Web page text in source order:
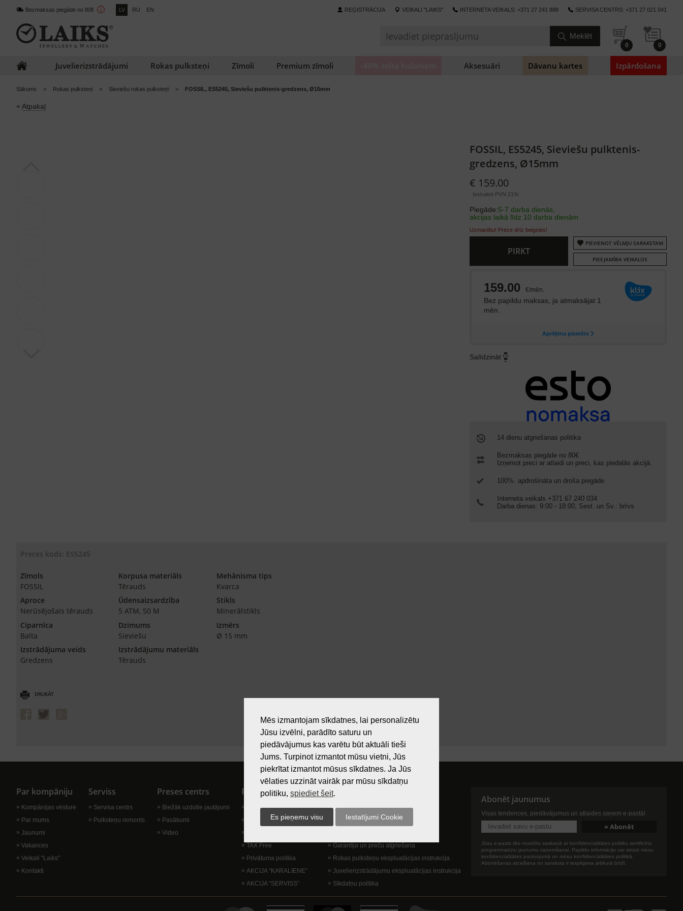
Bezmaksas piegāde no 80€ LV RU EN REĢISTRĀCIJA VEIKALI "LAIKS" INTERNETA VEIKALS: +371 27 241 888 SERVISA CENTRS: +371 27 021 041
0 0
Juvelierizstrādājumi Rokas pulksteņi Zīmoli Premium zīmoli Aksesuāri Dāvanu kartes Izpārdošana
Sākums Rokas pulksteņi Sieviešu rokas pulksteņi FOSSIL, ES5245, Sieviešu pulktenis-gredzens, Ø15mm
« Atpakaļ
FOSSIL, ES5245, Sieviešu pulktenis-
gredzens, Ø15mm
€ 159.00
Ieskaitot PVN 21%
Piegāde:5-7 darba dienās,
akcijas laikā līdz 10 darba dienām
Uzmanību! Prece drīz beigsies!
PIRKT
PIEVIENOT VĒLMJU SARAKSTAM
PIEEJAMĪBA VEIKALOS
Salīdzināt
14 dienu atgriešanas politika
Bezmaksas piegāde no 80€
Izņemot preci ar atlaidi un preci, kas piedalās akcijā.
100%. apdrošināta un droša piegāde
Interneta veikals +371 67 240 034
Darba dienas: 9:00 - 18:00, Sest. un Sv.: brīvs
Preces kods: ES5245
Zīmols
FOSSIL
Korpusa materiāls
Tērauds
Mehānisma tips
Kvarca
Aproce
Nerūsējošais tērauds
Ūdensaizsardzība
5 ATM, 50 M
Stikls
Minerālstikls
Ciparnīca
Balta
Dzimums
Sieviešu
Izmērs
Ø 15 mm
Izstrādājuma veids
Gredzens
Izstrādājumu materiāls
Tērauds
DRUKĀT
Par kompāniju
Kompānijas vēsture
Par mums
Jaunumi
Vakances
Veikali "Laiks"
Kontakti
Serviss
Servisa centrs
Pulksteņu remonts
Preses centrs
Biežāk uzdotie jautājumi
Pasākumi
Video
Pircējam
Preču izsniegšanas vieta
Dāvanu kartes
TAX Free
Privātuma politika
AKCIJA “KARALIENE”
AKCIJA “SERVISS”
Lietošanas noteikumi
Kā nopirkt?
Lietošanas noteikumi
Garantija un preču atgriešana
Rokas pulksteņu ekspluatācijas instrukcija
Juvelierizstrādājumu ekspluatācijas instrukcija
Sīkdatņu politika
Abonēt jaunumus
Visas tendences, piedāvājumus un atlaides saņem e-pastā!
Jūsu e-pasts tiks nosūtīts saskaņā ar konfidencialitātes politiku sertificētu
programmatūru jaunumu saņemšanai. Papildu informāciju var atrast mūsu
konfidencialitātes paziņojumā un mūsu konfidencialitātes politikā.
Abonēšanas atcelšana no saraksta ir iespējama jebkurā brīdī.
Mēs izmantojam sīkdatnes, lai personalizētu
Jūsu izvēlni, parādīto saturu un
piedāvājumus kas varētu būt aktuāli tieši
Jums. Turpinot izmantot mūsu vietni, Jūs
piekrītat izmantot mūsus sīkdatnes. Ja Jūs
vēlaties uzzināt vairāk par mūsu sīkdatņu
politiku, spiediet šeit.